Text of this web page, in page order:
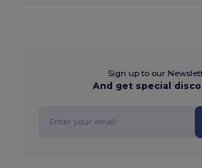
Sign up to our
And get special